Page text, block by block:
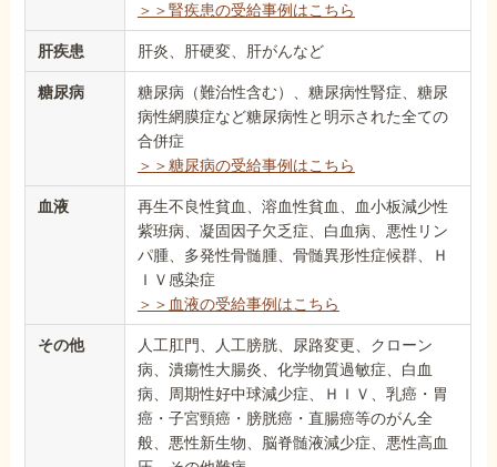
＞＞腎疾患の受給事例はこちら
肝疾患 肝炎、肝硬変、肝がんなど
糖尿病
糖尿病（難治性含む）、糖尿病性腎症、糖尿
病性網膜症など糖尿病性と明示された全ての
合併症
＞＞糖尿病の受給事例はこちら
血液
再生不良性貧血、溶血性貧血、血小板減少性
紫班病、凝固因子欠乏症、白血病、悪性リン
パ腫、多発性骨髄腫、骨髄異形性症候群、Ｈ
ＩＶ感染症
＞＞血液の受給事例はこちら
その他
人工肛門、人工膀胱、尿路変更、クローン
病、潰瘍性大腸炎、化学物質過敏症、白血
病、周期性好中球減少症、ＨＩＶ、乳癌・胃
癌・子宮頸癌・膀胱癌・直腸癌等のがん全
般、悪性新生物、脳脊髄液減少症、悪性高血